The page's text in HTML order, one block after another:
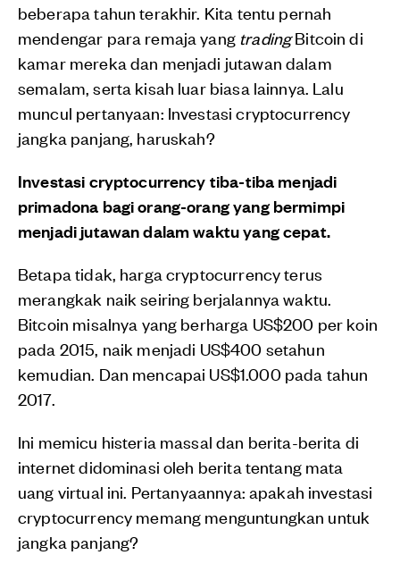
beberapa tahun terakhir. Kita tentu pernah
mendengar para remaja yang tradingBitcoin di
kamar mereka dan menjadi jutawan dalam
semalam, serta kisah luar biasa lainnya. Lalu
muncul pertanyaan: Investasi cryptocurrency
jangka panjang, haruskah?
Investasi cryptocurrency tiba-tiba menjadi
primadona bagi orang-orang yang bermimpi
menjadi jutawan dalam waktu yang cepat.
Betapa tidak, harga cryptocurrency terus
merangkak naik seiring berjalannya waktu.
Bitcoin misalnya yang berharga US$200 per koin
pada 2015, naik menjadi US$400 setahun
kemudian. Dan mencapai US$1.000 pada tahun
2017.
Ini memicu histeria massal dan berita-berita di
internet didominasi oleh berita tentang mata
uang virtual ini. Pertanyaannya: apakah investasi
cryptocurrency memang menguntungkan untuk
jangka panjang?